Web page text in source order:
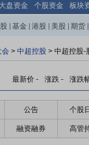
大盘资金 个股资金 板块
基金 港股 美股 期货
会 > 中超控股 > 中超控股-
最新价 - 涨跌 - 涨跌
公告 个股
融资融券 高管